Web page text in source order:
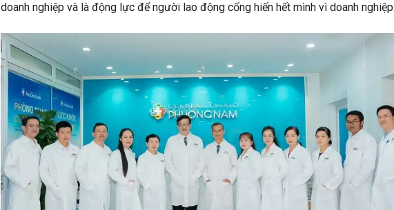
doanh nghiệp và là động lực để người lao động cống hiến hết mình vì doanh